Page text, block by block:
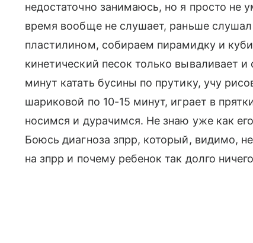
недостаточно занимаюсь, но я просто не
время вообще не слушает, раньше
пластилином, собираем пирамидку и
кинетический песок только вываливает
минут катать бусины по прутику, учу
шариковой по 10-15 минут, играет в
носимся и дурачимся. Не знаю уже как
Боюсь диагноза зпрр, который, видимо,
на зпрр и почему ребенок так долго